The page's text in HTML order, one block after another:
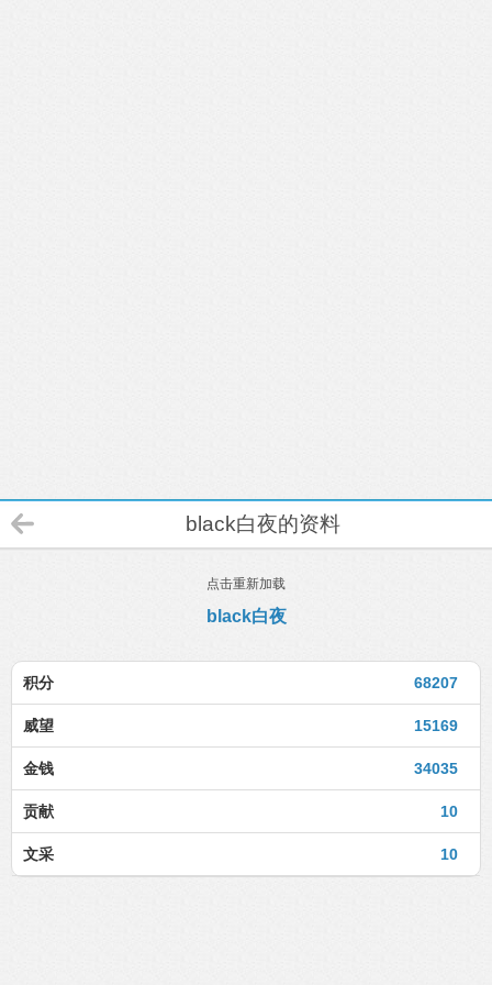
black白夜的资料
点击重新加载
black白夜
68207
积分
15169
威望
34035
金钱
10
贡献
10
文采